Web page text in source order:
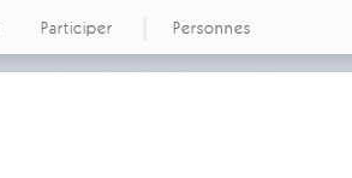
Participer Personnes